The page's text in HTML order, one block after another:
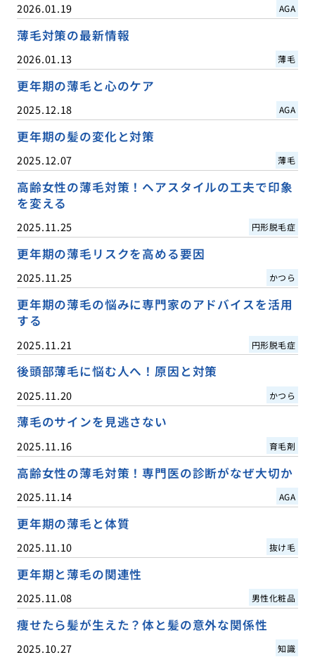
2026.01.19 AGA
薄毛対策の最新情報
2026.01.13 薄毛
更年期の薄毛と心のケア
2025.12.18 AGA
更年期の髪の変化と対策
2025.12.07 薄毛
高齢女性の薄毛対策！ヘアスタイルの工夫で印象
を変える
2025.11.25 円形脱毛症
更年期の薄毛リスクを高める要因
2025.11.25 かつら
更年期の薄毛の悩みに専門家のアドバイスを活用
する
2025.11.21 円形脱毛症
後頭部薄毛に悩む人へ！原因と対策
2025.11.20 かつら
薄毛のサインを見逃さない
2025.11.16 育毛剤
高齢女性の薄毛対策！専門医の診断がなぜ大切か
2025.11.14 AGA
更年期の薄毛と体質
2025.11.10 抜け毛
更年期と薄毛の関連性
2025.11.08 男性化粧品
痩せたら髪が生えた？体と髪の意外な関係性
2025.10.27 知識